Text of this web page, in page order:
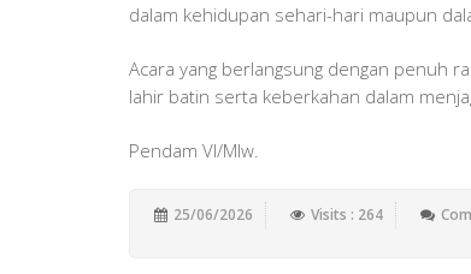
dalam kehidupan sehari-hari maupun
​Acara yang berlangsung dengan penuh
lahir batin serta keberkahan dalam
Pendam VI/Mlw.
25/06/2026 Visits : 264